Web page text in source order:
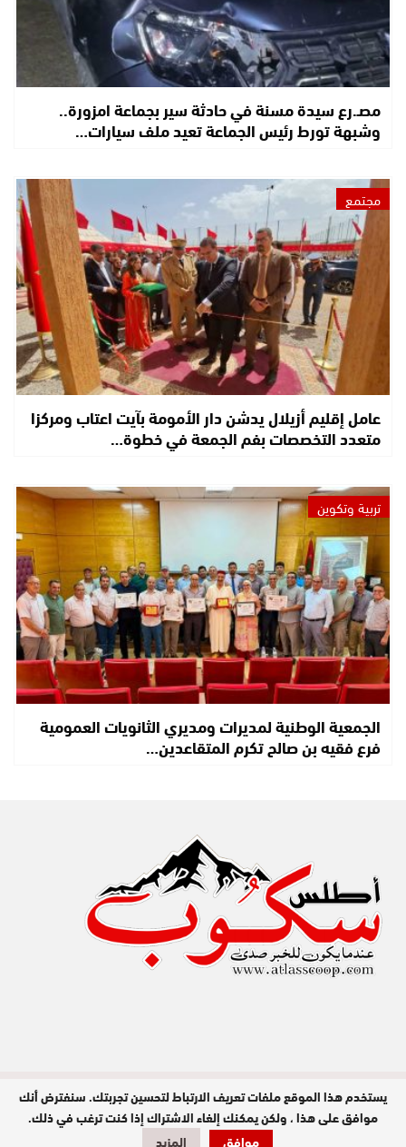
مصـ.رع سيدة مسنة في حادثة سير بجماعة امزورة..
وشبهة تورط رئيس الجماعة تعيد ملف سيارات…
مجتمع
عامل إقليم أزيلال يدشن دار الأمومة بآيت اعتاب ومركزا
متعدد التخصصات بفم الجمعة في خطوة…
تربية وتكوين
الجمعية الوطنية لمديرات ومديري الثانويات العمومية
فرع فقيه بن صالح تكرم المتقاعدين…
مدير النشر : عبد الله عزي / جميع الحقوق
محفوظة © 2026
تصميم وبرمجة
يستخدم هذا الموقع ملفات تعريف الارتباط لتحسين تجربتك. سنفترض أنك
موافق على هذا ، ولكن يمكنك إلغاء الاشتراك إذا كنت ترغب في ذلك.
موافق
المزيد